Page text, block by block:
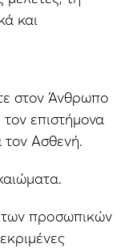
και
στον Άνθρωπο
επιστήμονα
τον Ασθενή.
των προσωπικών